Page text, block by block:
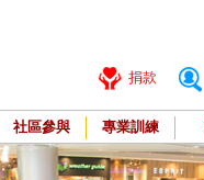
捐款
社區參與 專業訓練